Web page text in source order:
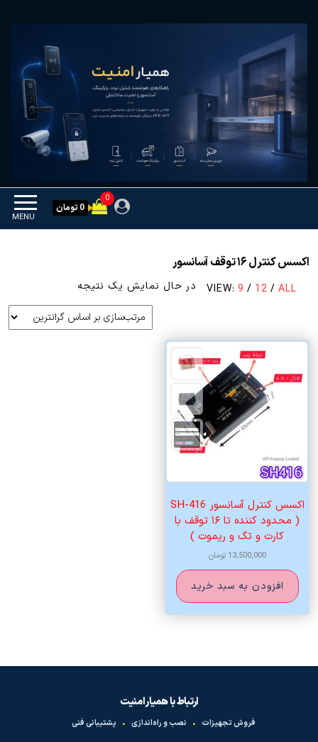
همیار امنیت
MENU
0
0 تومان
اکسس کنترل ۱۶ توقف آسانسور
VIEW: 9 / 12 / ALL در حال نمایش یک نتیجه
اکسس کنترل آسانسور SH-416
( محدود کننده تا ۱۶ توقف با
کارت و تگ و ریموت )
13,500,000 تومان
افزودن به سبد خرید
ارتباط با همیار امنیت
فروش تجهیزات • نصب و راه‌اندازی • پشتیبانی فنی